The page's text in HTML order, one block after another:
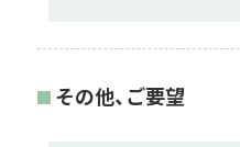
その他、ご要望